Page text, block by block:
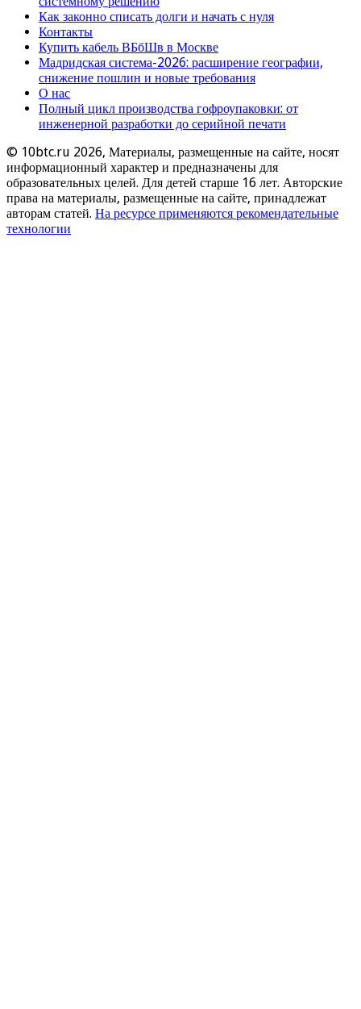
Как законно списать долги и начать с нуля
Контакты
Купить кабель ВБбШв в Москве
Мадридская система-2026: расширение географии,
снижение пошлин и новые требования
О нас
Полный цикл производства гофроупаковки: от
инженерной разработки до серийной печати
© 10btc.ru 2026, Материалы, размещенные на сайте, носят
информационный характер и предназначены для
образовательных целей. Для детей старше 16 лет. Авторские
права на материалы, размещенные на сайте, принадлежат
авторам статей. На ресурсе применяются рекомендательные
технологии